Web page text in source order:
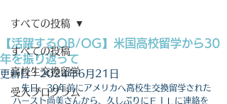
すべての投稿
高校生交換留学
受入プログラム
すべての投稿
【活躍するOB/OG】米国高校留学から30
年を振り返って
更新日：2024年6月21日
先日、30年前にアメリカへ高校生交換留学された
ハースト尚美さんから、久しぶりにＥＩＬに連絡を